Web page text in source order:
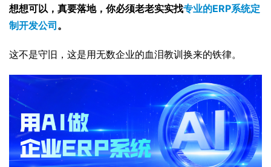
想想可以，真要落地，你必须老老实实找专业的ERP系统定
制开发公司 。
这不是守旧，这是用无数企业的血泪教训换来的铁律。